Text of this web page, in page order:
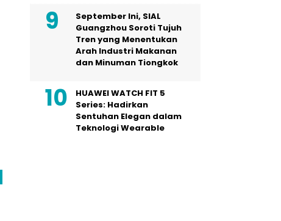
September Ini, SIAL
Guangzhou Soroti Tujuh
Tren yang Menentukan
Arah Industri Makanan
dan Minuman Tiongkok
HUAWEI WATCH FIT 5
Series: Hadirkan
Sentuhan Elegan dalam
Teknologi Wearable